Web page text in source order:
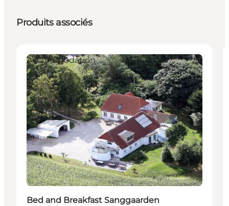
Produits associés
Accommodation
Bed and Breakfast Sanggaarden